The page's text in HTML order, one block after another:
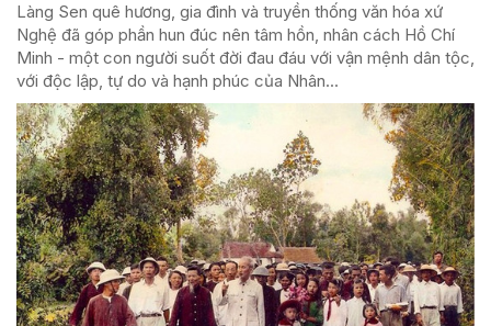
Làng Sen quê hương, gia đình và truyền thống văn hóa xứ
Nghệ đã góp phần hun đúc nên tâm hồn, nhân cách Hồ Chí
Minh - một con người suốt đời đau đáu với vận mệnh dân tộc,
với độc lập, tự do và hạnh phúc của Nhân...